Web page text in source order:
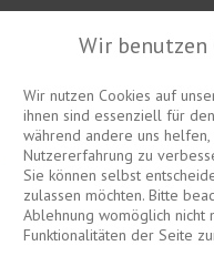
ob und wie die
werden können.
Recht stehen
Gesellschaft
Wir benutzen
Wir nutzen Cookies auf
ihnen sind essenziell für
während andere uns
Nutzererfahrung zu
Sie können selbst
zulassen möchten. Bitte
Ablehnung womöglich nicht
Funktionalitäten der Seite